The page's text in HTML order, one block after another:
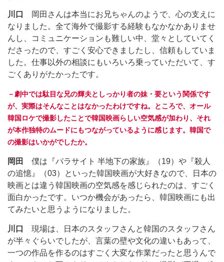
川口
岡田さんは本当にお兄ちゃんのようで、心の支えに
なりました。全て海外で撮影する経験もなかなかありませ
んし、コミュニケーションも難しい中、堂々としていてく
ださったので、すごく安心できましたし、信頼もしていま
した。仕事以外の相談にもいろいろ乗っていただいて、す
ごくありがたかったです。
－劇中では駄目な兄の輝夫としっかり者の妹・要という関係です
が、実際はそんなことはなかったわけですね。ところで、オール
韓国ロケで撮影したことで韓国映画らしい空気感が加わり、それ
が本作独特のムードにもつながっているように感じます。韓国で
の撮影はいかがでしたか。
岡田
僕は『パラサイト 半地下の家族』（19）や『殺人
の追憶』（03）といった韓国映画が大好きなので、日本の
映画とは違う韓国映画の空気感を感じられたのは、すごく
面白かったです。いつか機会があったら、韓国映画にも出
てみたいと思うようになりました。
川口
現場は、日本のスタッフさんと韓国のスタッフさん
が半々ぐらいでしたが、言葉の壁や文化の違いもあって、
一つの作品を作るのはすごく大変な作業だったと思うんで